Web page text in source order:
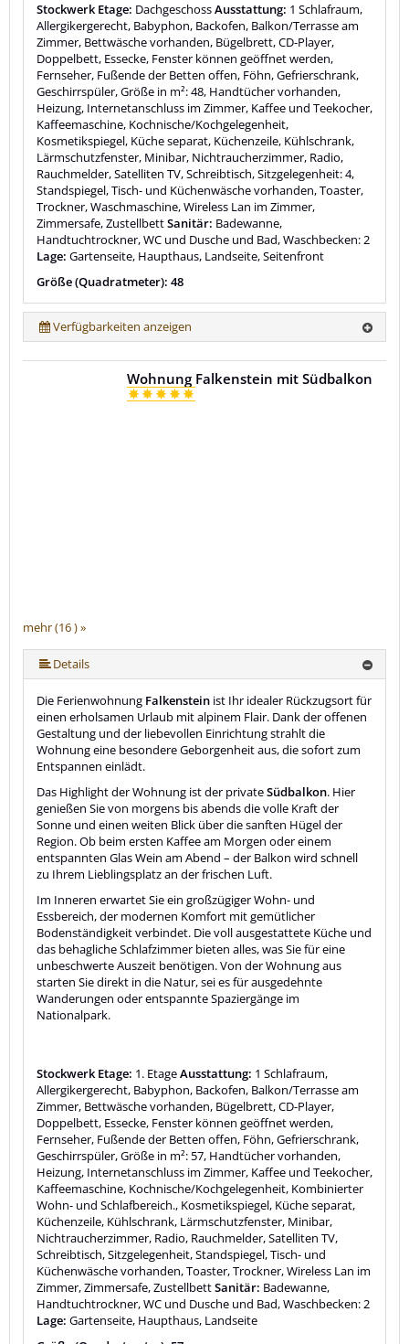
Stockwerk Etage: DachgeschossAusstattung: 1 Schlafraum,
Allergikergerecht, Babyphon, Backofen, Balkon/Terrasse am
Zimmer, Bettwäsche vorhanden, Bügelbrett, CD-Player,
Doppelbett, Essecke, Fenster können geöffnet werden,
Fernseher, Fußende der Betten offen, Föhn, Gefrierschrank,
Geschirrspüler, Größe in m²: 48, Handtücher vorhanden,
Heizung, Internetanschluss im Zimmer, Kaffee und Teekocher,
Kaffeemaschine, Kochnische/Kochgelegenheit,
Kosmetikspiegel, Küche separat, Küchenzeile, Kühlschrank,
Lärmschutzfenster, Minibar, Nichtraucherzimmer, Radio,
Rauchmelder, Satelliten TV, Schreibtisch, Sitzgelegenheit: 4,
Standspiegel, Tisch- und Küchenwäsche vorhanden, Toaster,
Trockner, Waschmaschine, Wireless Lan im Zimmer,
Zimmersafe, ZustellbettSanitär: Badewanne,
Handtuchtrockner, WC und Dusche und Bad, Waschbecken: 2
Lage: Gartenseite, Haupthaus, Landseite, Seitenfront
Größe (Quadratmeter): 48
Verfügbarkeiten anzeigen
mehr (16 ) »
mehr (16 ) »
mehr (16 ) »
mehr (16 ) »
mehr (16 ) »
mehr (16 ) »
mehr (16 ) »
mehr (16 ) »
mehr (16 ) »
mehr (16 ) »
mehr (16 ) »
mehr (16 ) »
mehr (16 ) »
Wohnung Falkenstein mit Südbalkon
Details
Die Ferienwohnung Falkenstein ist Ihr idealer Rückzugsort für
einen erholsamen Urlaub mit alpinem Flair. Dank der offenen
Gestaltung und der liebevollen Einrichtung strahlt die
Wohnung eine besondere Geborgenheit aus, die sofort zum
Entspannen einlädt.
Das Highlight der Wohnung ist der privateSüdbalkon. Hier
genießen Sie von morgens bis abends die volle Kraft der
Sonne und einen weiten Blick über die sanften Hügel der
Region. Ob beim ersten Kaffee am Morgen oder einem
entspannten Glas Wein am Abend – der Balkon wird schnell
zu Ihrem Lieblingsplatz an der frischen Luft.
Im Inneren erwartet Sie ein großzügiger Wohn- und
Essbereich, der modernen Komfort mit gemütlicher
Bodenständigkeit verbindet. Die voll ausgestattete Küche und
das behagliche Schlafzimmer bieten alles, was Sie für eine
unbeschwerte Auszeit benötigen. Von der Wohnung aus
starten Sie direkt in die Natur, sei es für ausgedehnte
Wanderungen oder entspannte Spaziergänge im
Nationalpark.
Stockwerk Etage: 1. EtageAusstattung: 1 Schlafraum,
Allergikergerecht, Babyphon, Backofen, Balkon/Terrasse am
Zimmer, Bettwäsche vorhanden, Bügelbrett, CD-Player,
Doppelbett, Essecke, Fenster können geöffnet werden,
Fernseher, Fußende der Betten offen, Föhn, Gefrierschrank,
Geschirrspüler, Größe in m²: 57, Handtücher vorhanden,
Heizung, Internetanschluss im Zimmer, Kaffee und Teekocher,
Kaffeemaschine, Kochnische/Kochgelegenheit, Kombinierter
Wohn- und Schlafbereich., Kosmetikspiegel, Küche separat,
Küchenzeile, Kühlschrank, Lärmschutzfenster, Minibar,
Nichtraucherzimmer, Radio, Rauchmelder, Satelliten TV,
Schreibtisch, Sitzgelegenheit, Standspiegel, Tisch- und
Küchenwäsche vorhanden, Toaster, Trockner, Wireless Lan im
Zimmer, Zimmersafe, ZustellbettSanitär: Badewanne,
Handtuchtrockner, WC und Dusche und Bad, Waschbecken: 2
Lage: Gartenseite, Haupthaus, Landseite